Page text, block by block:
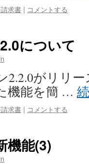
求書 | コメントする
について
2.2.0がリリ
機能を簡 …
求書 | コメントする
機能(3)